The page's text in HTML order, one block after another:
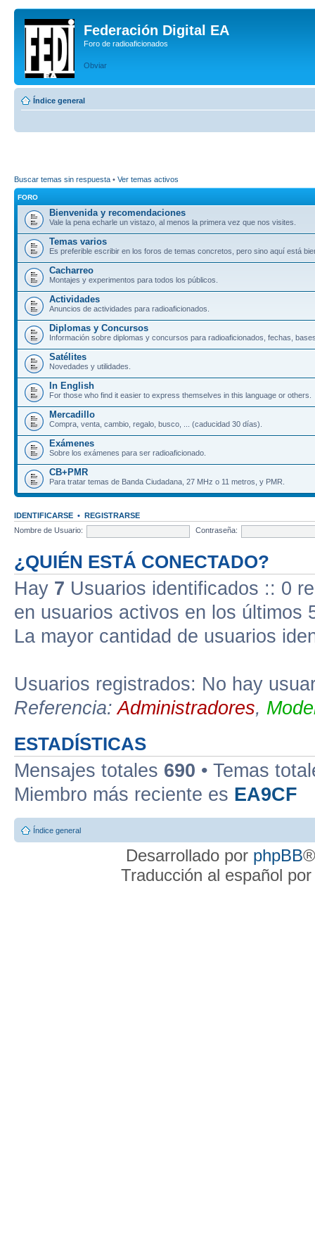
Federación Digital EA
Foro de radioaficionados
Obviar
Índice general
Buscar temas sin respuesta • Ver temas activos
FORO
Bienvenida y recomendaciones
Vale la pena echarle un vistazo, al menos la primera vez que nos visites.
Temas varios
Es preferible escribir en los foros de temas concretos, pero sino aquí está
Cacharreo
Montajes y experimentos para todos los públicos.
Actividades
Anuncios de actividades para radioaficionados.
Diplomas y Concursos
Información sobre diplomas y concursos para radioaficionados, fechas,
Satélites
Novedades y utilidades.
In English
For those who find it easier to express themselves in this language or others.
Mercadillo
Compra, venta, cambio, regalo, busco, ... (caducidad 30 días).
Exámenes
Sobre los exámenes para ser radioaficionado.
CB+PMR
Para tratar temas de Banda Ciudadana, 27 MHz o 11 metros, y PMR.
IDENTIFICARSE • REGISTRARSE
Nombre de Usuario:
Contraseña:
¿QUIÉN ESTÁ CONECTADO?
Hay 7 Usuarios identificados :: 0
en usuarios activos en los últimos
La mayor cantidad de usuarios
Usuarios registrados: No hay
Referencia:Administradores,
ESTADÍSTICAS
Mensajes totales 690 • Temas
Miembro más reciente es EA9CF
Índice general
Desarrollado por phpBB
Traducción al español